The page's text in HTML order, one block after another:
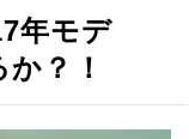
年モデ
？！